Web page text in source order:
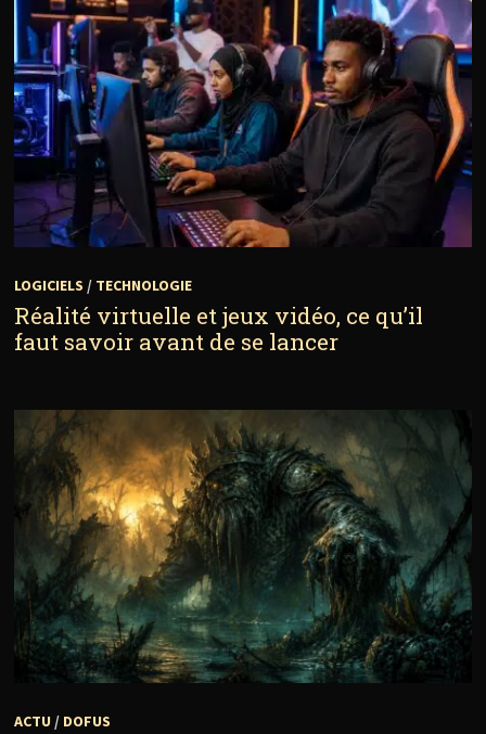
LOGICIELS / TECHNOLOGIE
Réalité virtuelle et jeux vidéo, ce qu’il
faut savoir avant de se lancer
ACTU / DOFUS